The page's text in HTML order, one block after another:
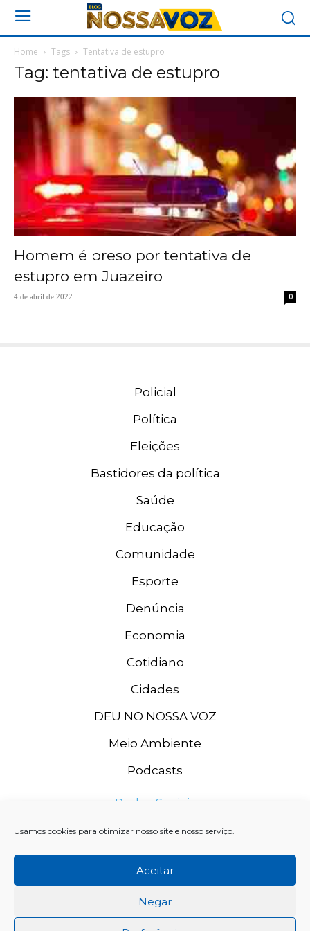
Usamos cookies para otimizar nosso site e nosso serviço.
Aceitar
Negar
Home Tags Tentativa de estupro
Tag: tentativa de estupro
Homem é preso por tentativa de
estupro em Juazeiro
4 de abril de 2022 0
Policial
Política
Eleições
Bastidores da política
Saúde
Educação
Comunidade
Esporte
Denúncia
Economia
Cotidiano
Cidades
DEU NO NOSSA VOZ
Meio Ambiente
Podcasts
Redes Sociais